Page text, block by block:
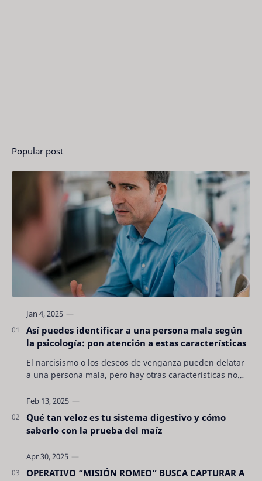
Popular post
Así puedes identificar a una persona mala según
la psicología: pon atención a estas características
El narcisismo o los deseos de venganza pueden delatar
a una persona mala, pero hay otras características no
Qué tan veloz es tu sistema digestivo y cómo
saberlo con la prueba del maíz
OPERATIVO “MISIÓN ROMEO” BUSCA CAPTURAR A